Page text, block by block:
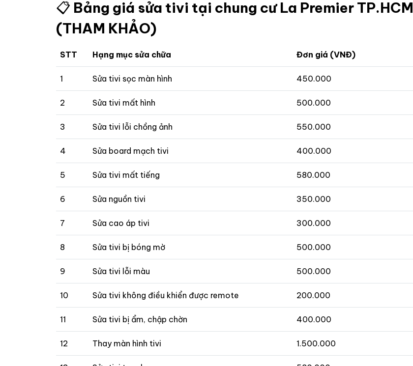
📋 Bảng giá sửa tivi tại chung cư La Premier TP.HCM
(THAM KHẢO)
STT Hạng mục sửa chữa Đơn giá (VNĐ)
1 Sửa tivi sọc màn hình 450.000
2 Sửa tivi mất hình 500.000
3 Sửa tivi lỗi chồng ảnh 550.000
4 Sửa board mạch tivi 400.000
5 Sửa tivi mất tiếng 580.000
6 Sửa nguồn tivi 350.000
7 Sửa cao áp tivi 300.000
8 Sửa tivi bị bóng mờ 500.000
9 Sửa tivi lỗi màu 500.000
10 Sửa tivi không điều khiển được remote 200.000
11 Sửa tivi bị ẩm, chập chờn 400.000
12 Thay màn hình tivi 1.500.000